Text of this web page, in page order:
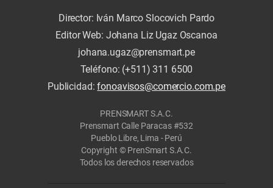
Director: Iván Marco Slocovich Pardo
Editor Web: Johana Liz Ugaz Oscanoa
johana.ugaz@prensmart.pe
Teléfono: (+511) 311 6500
Publicidad:fonoavisos@comercio.com.pe
PRENSMART S.A.C.
Prensmart Calle Paracas #532
Pueblo Libre, Lima - Perú
Copyright © PrenSmart S.A.C.
Todos los derechos reservados